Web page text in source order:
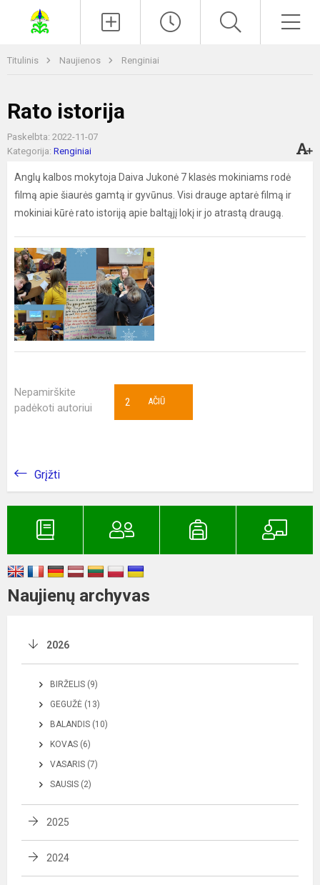
Titulinis Naujienos Renginiai
Rato istorija
Paskelbta: 2022-11-07
Kategorija: Renginiai
Anglų kalbos mokytoja Daiva Jukonė 7 klasės mokiniams rodė
filmą apie šiaurės gamtą ir gyvūnus. Visi drauge aptarė filmą ir
mokiniai kūrė rato istoriją apie baltąjį lokį ir jo atrastą draugą.
Nepamirškite
padėkoti autoriui
AČIŪ
2
Grįžti
Naujienų archyvas
2026
BIRŽELIS (9)
GEGUŽĖ (13)
BALANDIS (10)
KOVAS (6)
VASARIS (7)
SAUSIS (2)
2025
2024